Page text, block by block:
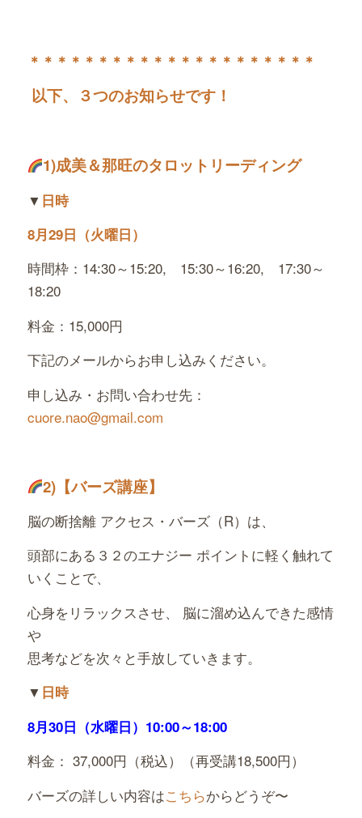
＊＊＊＊＊＊＊＊＊＊＊＊＊＊＊＊＊＊＊＊＊
以下、３つのお知らせです！
1)成美＆那旺のタロットリーディング
▼ 日時
8月29日（火曜日）
時間枠：14:30～15:20, 15:30～16:20, 17:30～
18:20
料金：15,000円
下記のメールからお申し込みください。
申し込み・お問い合わせ先：
cuore.nao@gmail.com
2)【バーズ講座】
脳の断捨離 アクセス・バーズ（R）は、
頭部にある３２のエナジー ポイントに軽く触れて
いくことで、
心身をリラックスさせ、 脳に溜め込んできた感情
や
思考などを次々と手放していきます。
▼ 日時
8月30日（水曜日） 10:00～18:00
料金： 37,000円（税込）（再受講18,500円）
バーズの詳しい内容はこちらからどうぞ〜